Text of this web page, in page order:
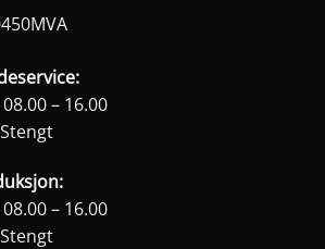
– 16.00
– 16.00